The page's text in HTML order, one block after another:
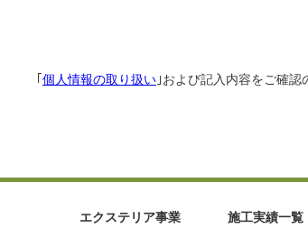
個人情報の取り扱い ｣および記入内容をご確認
エクステリア事業 施工実績一覧